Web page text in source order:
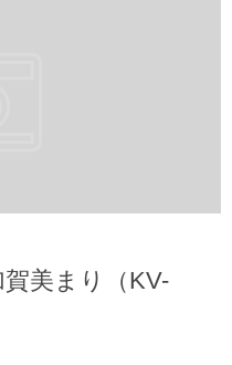
美まり（KV-